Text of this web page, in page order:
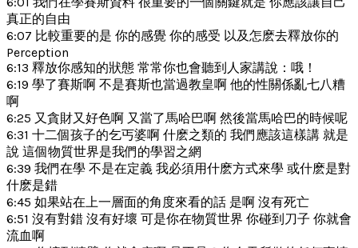
真正的自由
6:07 比較重要的是 你的感覺 你的感受 以及怎麽去釋放你的
Perception
6:13 釋放你感知的狀態 常常你也會聽到人家講說：哦！
6:19 學了賽斯啊 不是賽斯也當過教皇啊 他的性關係亂七八糟
啊
6:25 又貪財又好色啊 又當了馬哈巴啊 然後當馬哈巴的時候呢
6:31 十二個孩子的乞丐婆啊 什麽之類的 我們應該這樣講 就是
說 這個物質世界是我們的學習之網
6:39 我們在學 不是在定義 我必須用什麽方式來學 或什麽是對
什麽是錯
6:45 如果站在上一層面的角度來看的話 是啊 沒有死亡
6:51 沒有對錯 沒有好壞 可是你在物質世界 你碰到刀子 你就會
流血啊